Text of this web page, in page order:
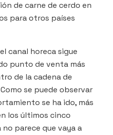
canal horeca sigue
punto de venta más
de la cadena de
se puede observar
se ha ido, más
los últimos cinco
parece que vaya a